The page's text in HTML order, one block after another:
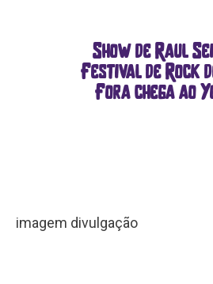
Show de Raul
Festival de Rock
Fora chega ao
imagem divulgação